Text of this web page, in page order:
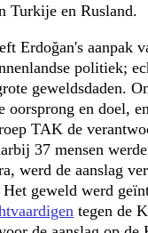
Turkije en Rusland.
Erdoğan's aanpak
politiek;
geweldsdaden.
oorsprong en doel,
TAK de
37 mensen
werd de aanslag
geweld werd
tegen de